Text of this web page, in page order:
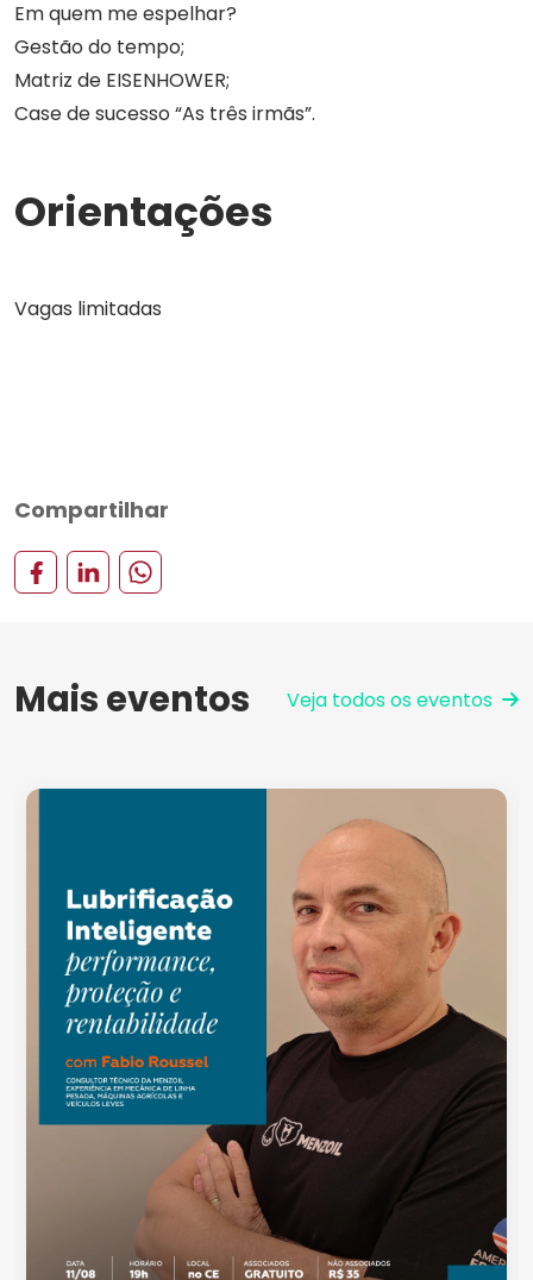
Em quem me espelhar?
Gestão do tempo;
Matriz de EISENHOWER;
Case de sucesso “As três irmãs”.
Orientações
Vagas limitadas
Compartilhar
Mais eventos Veja todos os eventos